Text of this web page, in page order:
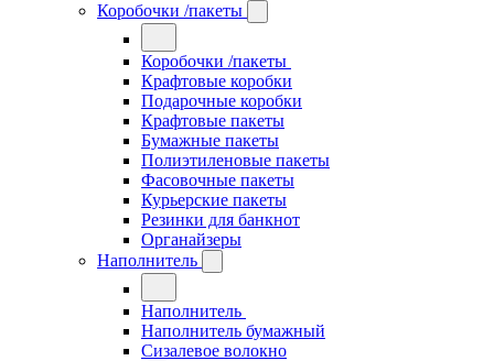
Коробочки /пакеты
Коробочки /пакеты
Крафтовые коробки
Подарочные коробки
Крафтовые пакеты
Бумажные пакеты
Полиэтиленовые пакеты
Фасовочные пакеты
Курьерские пакеты
Резинки для банкнот
Органайзеры
Наполнитель
Наполнитель
Наполнитель бумажный
Сизалевое волокно